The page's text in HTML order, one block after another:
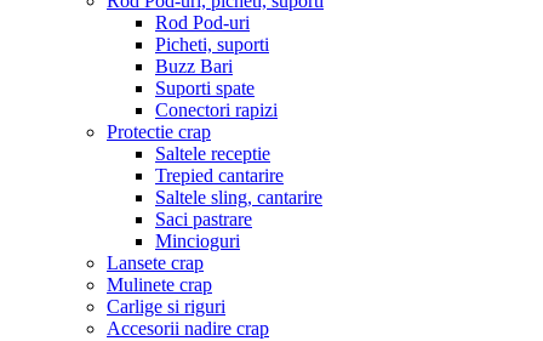
Rod Pod-uri
Picheti, suporti
Buzz Bari
Suporti spate
Conectori rapizi
Protectie crap
Saltele receptie
Trepied cantarire
Saltele sling, cantarire
Saci pastrare
Mincioguri
Lansete crap
Mulinete crap
Carlige si riguri
Accesorii nadire crap